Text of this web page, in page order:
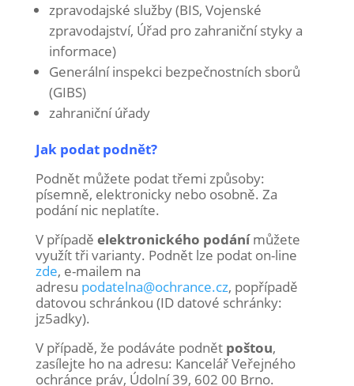
zpravodajské služby (BIS, Vojenské
zpravodajství, Úřad pro zahraniční styky a
informace)
Generální inspekci bezpečnostních sborů
(GIBS)
zahraniční úřady
Jak podat podnět?
Podnět můžete podat třemi způsoby:
písemně, elektronicky nebo osobně. Za
podání nic neplatíte.
V případě elektronického podánímůžete
využít tři varianty. Podnět lze podat on-line
zde, e-mailem na
adresu podatelna@ochrance.cz, popřípadě
datovou schránkou (ID datové schránky:
jz5adky).
V případě, že podáváte podnět poštou,
zasílejte ho na adresu: Kancelář Veřejného
ochránce práv, Údolní 39, 602 00 Brno.